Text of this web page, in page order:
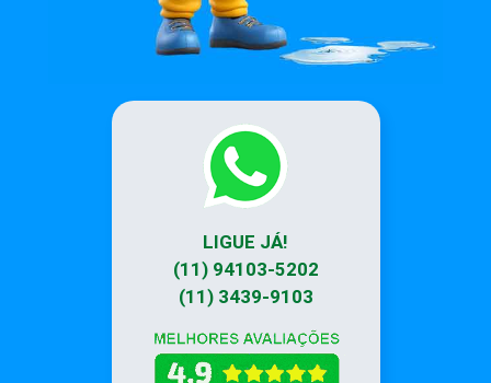
LIGUE JÁ!
(11) 94103-5202
(11) 3439-9103